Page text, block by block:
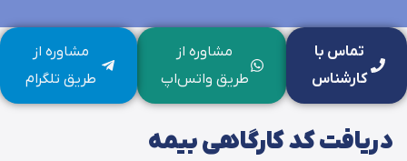
مشاوره از
طریق واتس‌اپ
مشاوره از
طریق تلگرام
تماس با
کارشناس
دریافت کد کارگاهی بیمه